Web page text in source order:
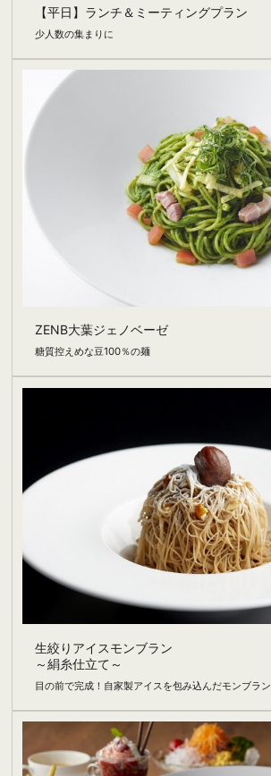
【平日】ランチ＆ミーティングプラン
少人数の集まりに
ZENB大葉ジェノベーゼ
糖質控えめな豆100％の麺
生絞りアイスモンブラン
～絹糸仕立て～
目の前で完成！自家製アイスを包み込んだモンブラン